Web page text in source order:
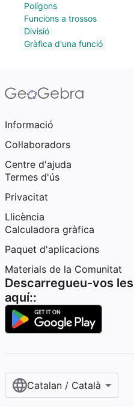
Polígons
Funcions a trossos
Divisió
Gràfica d'una funció
Informació
Col·laboradors
Centre d'ajuda
Termes d'ús
Privacitat
Llicència
Calculadora gràfica
Paquet d'aplicacions
Materials de la Comunitat
Descarregueu-vos
aquí::
Catalan / Català